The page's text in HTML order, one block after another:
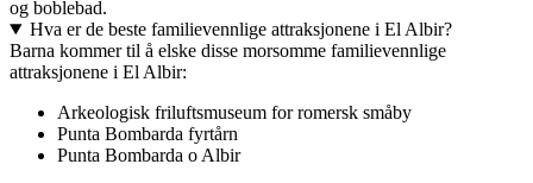
og boblebad.
Hva er de beste familievennlige attraksjonene i El Albir?
Barna kommer til å elske disse morsomme familievennlige
attraksjonene i El Albir:
Arkeologisk friluftsmuseum for romersk småby
Punta Bombarda fyrtårn
Punta Bombarda o Albir